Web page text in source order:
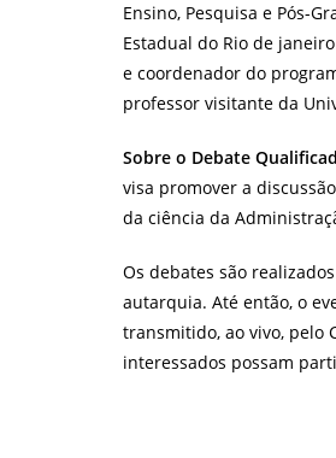
Ensino, Pesquisa e Pós-
Estadual do Rio de
e coordenador do
professor visitante da
Sobre o Debate
visa promover a
da ciência da
Os debates são
autarquia. Até então, o
transmitido, ao vivo, pelo
interessados possam